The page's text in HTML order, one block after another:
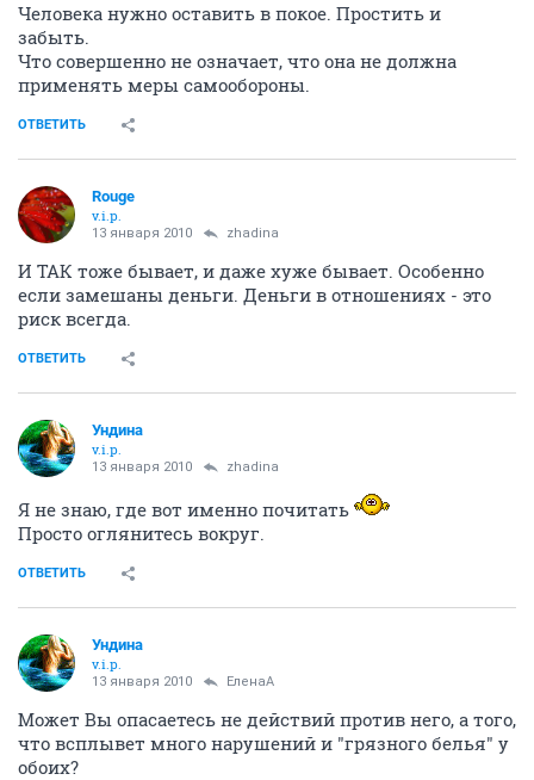
Человека нужно оставить в покое. Простить и
забыть.
Что совершенно не означает, что она не должна
применять меры самообороны.
ОТВЕТИТЬ
Rouge
v.i.p.
13 января 2010 zhadina
И ТАК тоже бывает, и даже хуже бывает. Особенно
если замешаны деньги. Деньги в отношениях - это
риск всегда.
ОТВЕТИТЬ
Ундина
v.i.p.
13 января 2010 zhadina
Я не знаю, где вот именно почитать
Просто оглянитесь вокруг.
ОТВЕТИТЬ
Ундина
v.i.p.
13 января 2010 ЕленаА
Может Вы опасаетесь не действий против него, а того,
что всплывет много нарушений и "грязного белья" у
обоих?